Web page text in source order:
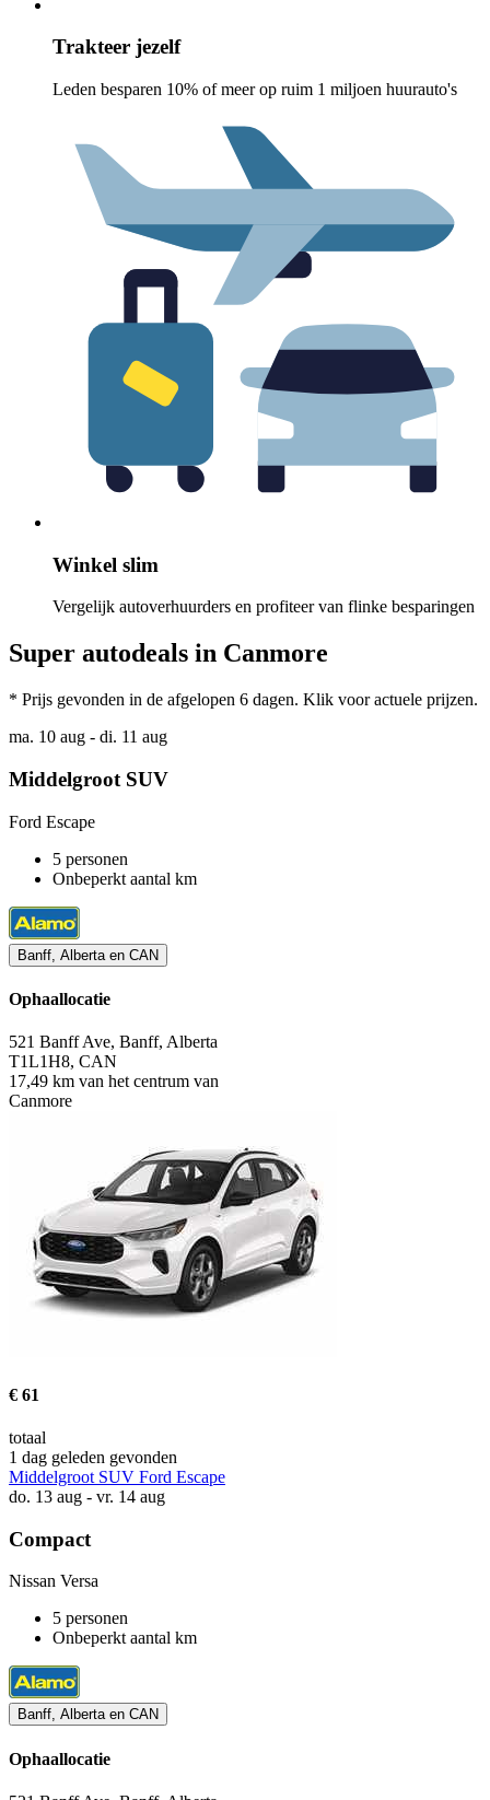
Trakteer jezelf
Leden besparen 10% of meer op ruim 1 miljoen huurauto's
Winkel slim
Vergelijk autoverhuurders en profiteer van flinke besparingen
Super autodeals in Canmore
* Prijs gevonden in de afgelopen 6 dagen. Klik voor actuele prijzen.
ma. 10 aug - di. 11 aug
Middelgroot SUV
Ford Escape
5 personen
Onbeperkt aantal km
Banff, Alberta en CAN
Ophaallocatie
521 Banff Ave, Banff, Alberta
T1L1H8, CAN
17,49 km van het centrum van
Canmore
€ 61
totaal
1 dag geleden gevonden
Middelgroot SUV Ford Escape
do. 13 aug - vr. 14 aug
Compact
Nissan Versa
5 personen
Onbeperkt aantal km
Banff, Alberta en CAN
Ophaallocatie